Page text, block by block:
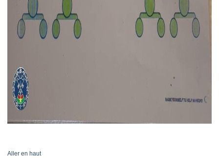
Aller en haut